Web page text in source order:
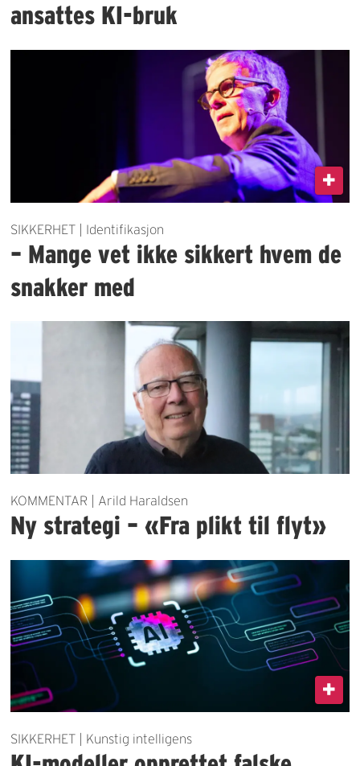
ansattes KI-bruk
SIKKERHET | Identifikasjon
– Mange vet ikke sikkert hvem de
snakker med
KOMMENTAR | Arild Haraldsen
Ny strategi – «Fra plikt til flyt»
SIKKERHET | Kunstig intelligens